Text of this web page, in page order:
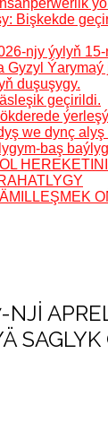
Bişkekde
njy ýylyň
Gyzyl
duşuşygy.
geçirildi.
we dynç
baş
NJI
SAGLYK